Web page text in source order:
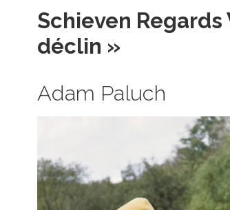
Schieven Regards
déclin »
Adam Paluch